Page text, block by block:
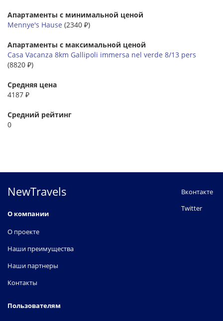
Апартаменты с минимальной ценой
Mennye's Hause (2340 ₽)
Апартаменты с максимальной ценой
Casa Vacanza 8km Gallipoli immersa nel verde 8/13 pers
(8820 ₽)
Средняя цена
4187 ₽
Средний рейтинг
0
NewTravels
О компании
О проекте
Наши преимущества
Наши партнеры
Контакты
Пользователям
Вконтакте
Twitter